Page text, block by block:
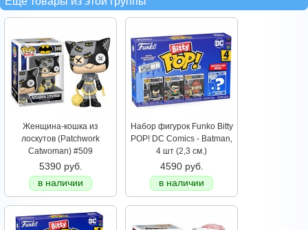
Женщина-кошка из
лоскутов (Patchwork
Catwoman) #509
5390 руб.
в наличии
Набор фигурок Funko Bitty
POP! DC Comics - Batman,
4 шт (2,3 см.)
4590 руб.
в наличии